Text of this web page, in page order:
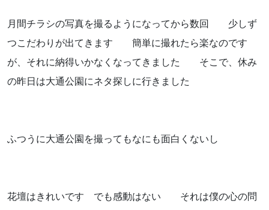
よくあるご質問
アクセス
ポリシーに関して
月間チラシの写真を撮るようになってから数回 少しず
つこだわりが出てきます 簡単に撮れたら楽なのです
が、それに納得いかなくなってきました そこで、休み
の昨日は大通公園にネタ探しに行きました
ふつうに大通公園を撮ってもなにも面白くないし
花壇はきれいです でも感動はない それは僕の心の問